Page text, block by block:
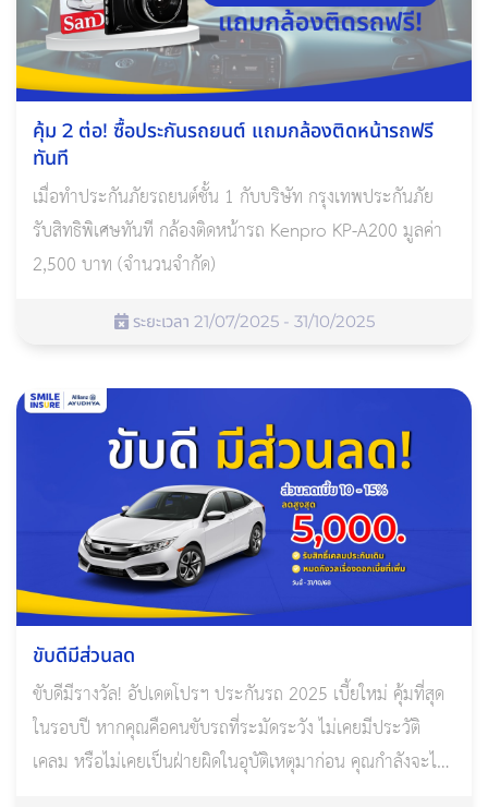
คุ้ม 2 ต่อ! ซื้อประกันรถยนต์ แถมกล้องติดหน้ารถฟรี
ทันที
เมื่อทำประกันภัยรถยนต์ชั้น 1 กับบริษัท กรุงเทพประกันภัย
รับสิทธิพิเศษทันที กล้องติดหน้ารถ Kenpro KP-A200 มูลค่า
2,500 บาท (จำนวนจำกัด)
ระยะเวลา 21/07/2025 - 31/10/2025
ขับดีมีส่วนลด
ขับดีมีรางวัล! อัปเดตโปรฯ ประกันรถ 2025 เบี้ยใหม่ คุ้มที่สุด
ในรอบปี หากคุณคือคนขับรถที่ระมัดระวัง ไม่เคยมีประวัติ
เคลม หรือไม่เคยเป็นฝ่ายผิดในอุบัติเหตุมาก่อน คุณกำลังจะได้